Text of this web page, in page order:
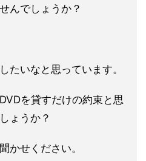
んでしょうか ？
たいなと思っています。
を貸すだけの約束と思
ょうか？
かせください。